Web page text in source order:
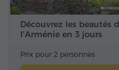
Découvrez les beautés
l'Arménie en 3 jours
Prix pour 2 personnes